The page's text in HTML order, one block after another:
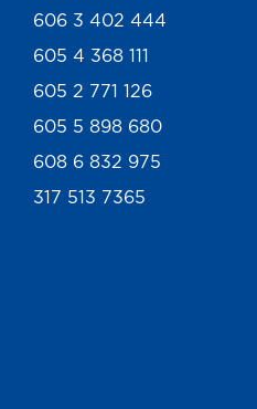
606 3 402 444
605 4 368 111
605 2 771 126
605 5 898 680
608 6 832 975
317 513 7365